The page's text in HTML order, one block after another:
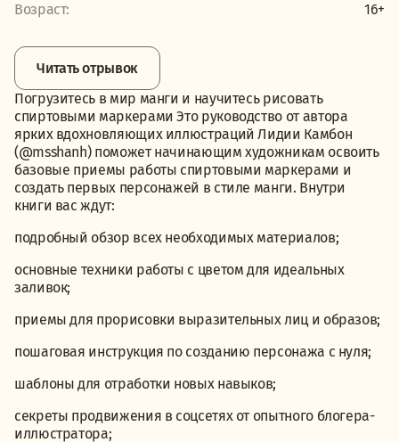
Возраст:
16+
Читать отрывок
Погрузитесь в мир манги и научитесь рисовать
спиртовыми маркерами Это руководство от автора
ярких вдохновляющих иллюстраций Лидии Камбон
(@msshanh) поможет начинающим художникам освоить
базовые приемы работы спиртовыми маркерами и
создать первых персонажей в стиле манги. Внутри
книги вас ждут:
подробный обзор всех необходимых материалов;
основные техники работы с цветом для идеальных
заливок;
приемы для прорисовки выразительных лиц и образов;
пошаговая инструкция по созданию персонажа с нуля;
шаблоны для отработки новых навыков;
секреты продвижения в соцсетях от опытного блогера-
иллюстратора;